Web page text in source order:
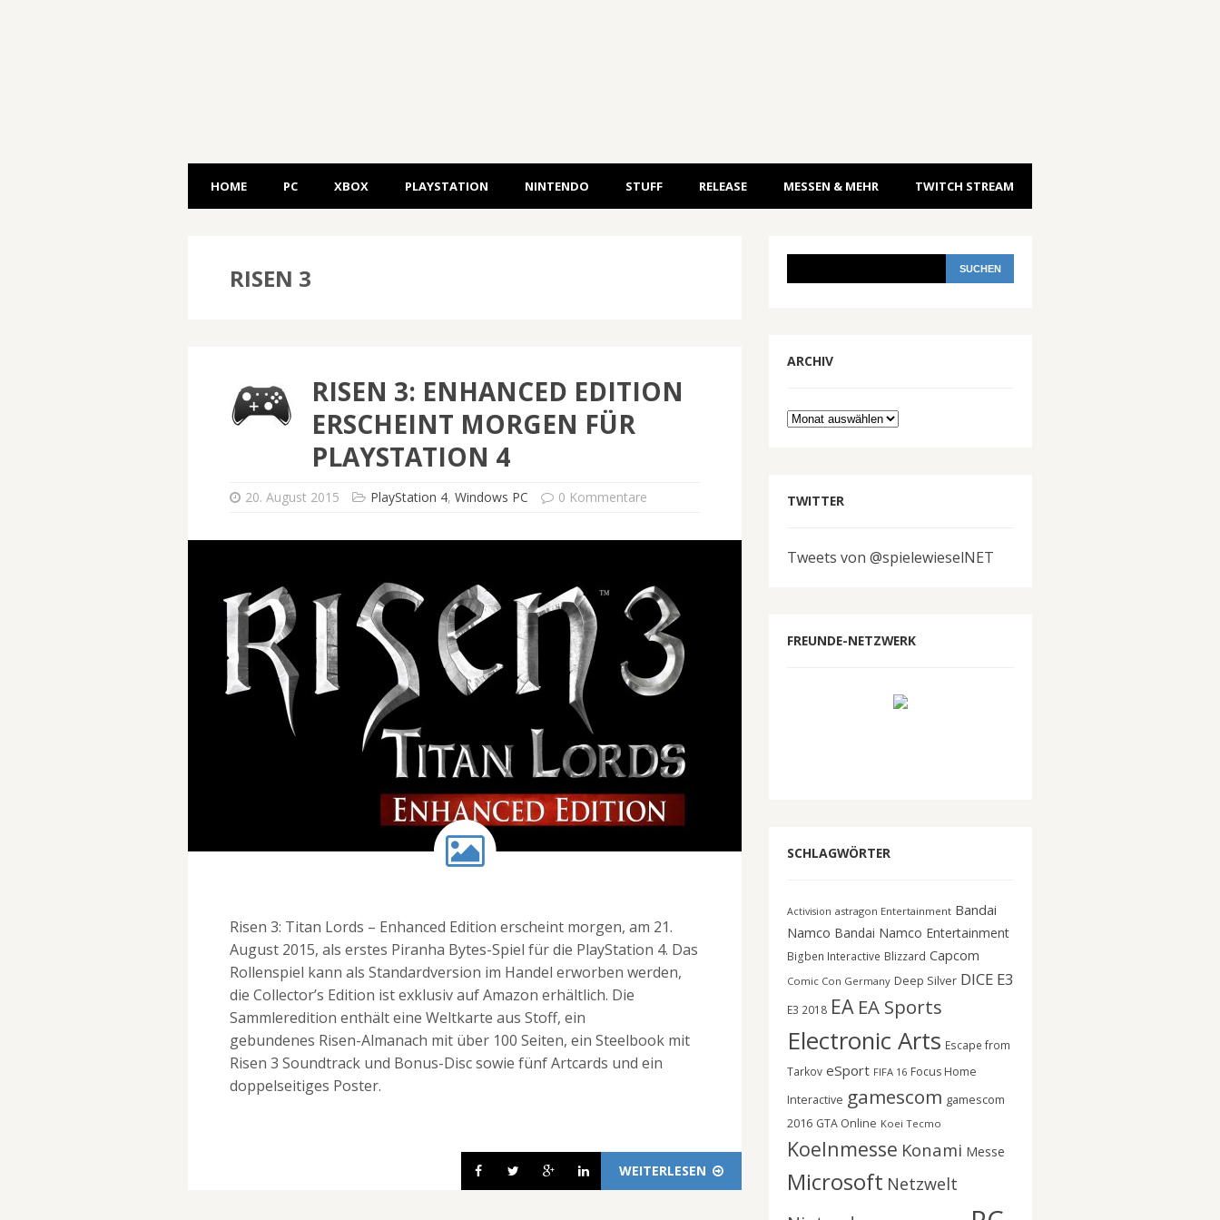
HOME PC XBOX PLAYSTATION NINTENDO STUFF RELEASE MESSEN & MEHR TWITCH STREAM
RISEN 3
RISEN 3: ENHANCED EDITION
ERSCHEINT MORGEN FÜR
PLAYSTATION 4
20. August 2015 PlayStation 4, Windows PC 0 Kommentare
Risen 3: Titan Lords – Enhanced Edition erscheint morgen, am 21.
August 2015, als erstes Piranha Bytes-Spiel für die PlayStation 4. Das
Rollenspiel kann als Standardversion im Handel erworben werden,
die Collector’s Edition ist exklusiv auf Amazon erhältlich. Die
Sammleredition enthält eine Weltkarte aus Stoff, ein
gebundenes Risen-Almanach mit über 100 Seiten, ein Steelbook mit
Risen 3 Soundtrack und Bonus-Disc sowie fünf Artcards und ein
doppelseitiges Poster.
WEITERLESEN
ARCHIV
Archiv
TWITTER
Tweets von @spielewieselNET
FREUNDE-NETZWERK
SCHLAGWÖRTER
Activision astragon Entertainment Bandai
Namco Bandai Namco Entertainment
Bigben Interactive Blizzard Capcom
Comic Con Germany Deep Silver DICE E3
E3 2018 EA EA Sports
Electronic Arts Escape from
Tarkov eSport FIFA 16 Focus Home
Interactive gamescom gamescom
2016 GTA Online Koei Tecmo
Koelnmesse Konami Messe
Microsoft Netzwelt